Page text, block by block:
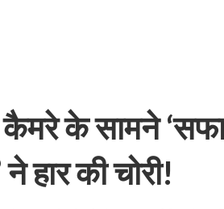
के सामने
हार की चोरी!